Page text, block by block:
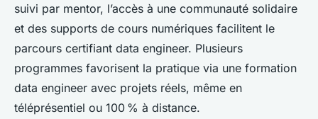
suivi par mentor, l’accès à une communauté solidaire
et des supports de cours numériques facilitent le
parcours certifiant data engineer. Plusieurs
programmes favorisent la pratique via une formation
data engineer avec projets réels, même en
téléprésentiel ou 100 % à distance.